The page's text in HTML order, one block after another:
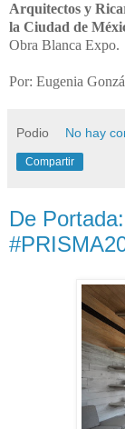
Arquitectos y
la Ciudad de
Obra Blanca Expo.
Por: Eugenia
Podio No hay
Compartir
De